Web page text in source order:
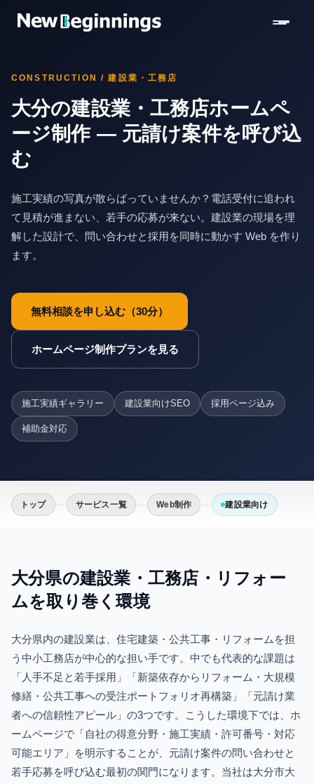
CONSTRUCTION / 建設業・工務店
大分の建設業・工務店ホームペ
ージ制作 — 元請け案件を呼び込
む
施工実績の写真が散らばっていませんか？電話受付に追われ
て見積が進まない、若手の応募が来ない。建設業の現場を理
解した設計で、問い合わせと採用を同時に動かす Web を作り
ます。
無料相談を申し込む（30分）
ホームページ制作プランを見る
施工実績ギャラリー 建設業向けSEO 採用ページ込み
補助金対応
トップ サービス一覧 Web制作 建設業向け
大分県の建設業・工務店・リフォー
ムを取り巻く環境
大分県内の建設業は、住宅建築・公共工事・リフォームを担
う中小工務店が中心的な担い手です。中でも代表的な課題は
「人手不足と若手採用」「新築依存からリフォーム・大規模
修繕・公共工事への受注ポートフォリオ再構築」「元請け業
者への信頼性アピール」の3つです。こうした環境下では、ホ
ームページで「自社の得意分野・施工実績・許可番号・対応
可能エリア」を明示することが、元請け案件の問い合わせと
若手応募を呼び込む最初の関門になります。当社は大分市大